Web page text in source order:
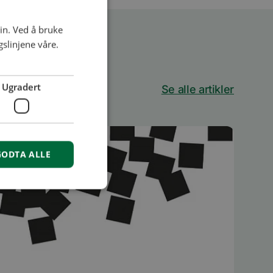
Se alle artikler
Ved å bruke
våre.
Ugradert
ALLE